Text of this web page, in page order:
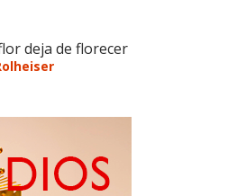
deja de florecer